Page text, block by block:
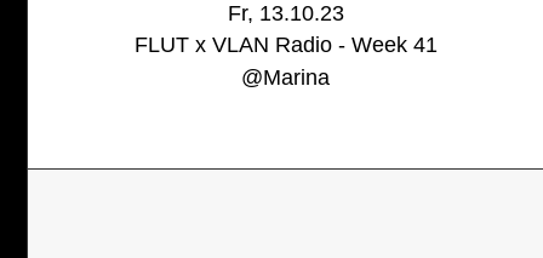
Fr, 13.10.23
FLUT x VLAN Radio - Week 41
@Marina